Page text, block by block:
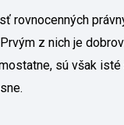
rovnocenných
z nich je
sú však